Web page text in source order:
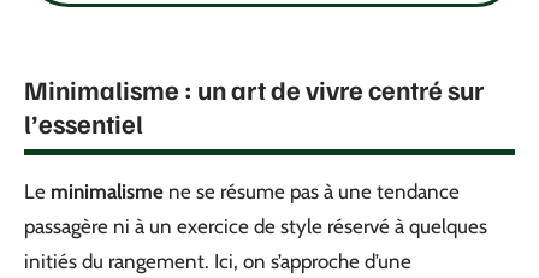
Minimalisme : un art de vivre centré sur
l’essentiel
Le minimalisme ne se résume pas à une tendance
passagère ni à un exercice de style réservé à quelques
initiés du rangement. Ici, on s’approche d’une